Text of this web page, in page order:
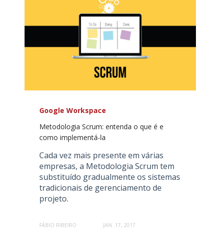
Google Workspace
Metodologia Scrum: entenda o que é e
como implementá-la
Cada vez mais presente em várias
empresas, a Metodologia Scrum tem
substituído gradualmente os sistemas
tradicionais de gerenciamento de
projeto.
FÁBIO RIBEIRO JAN. 17, 2017